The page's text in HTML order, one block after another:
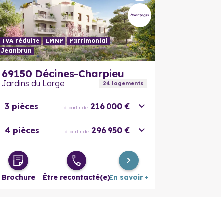
TVA réduite LMNP
Patrimonial
Jeanbrun
69150 Décines-Charpieu
Jardins du Large 24 logements
3 pièces à partir de 216 000 €
4 pièces à partir de 296 950 €
Brochure Être recontacté(e)En savoir +